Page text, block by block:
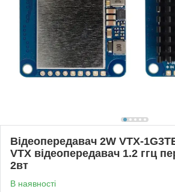
Відеопередавач 2W VTX-
VTX відеопередавач 1.2 ггц
2вт
В наявності